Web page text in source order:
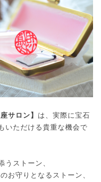
サロン】 は、実際に宝石
いただける貴重な機会で
うストーン、
お守りとなるストーン、